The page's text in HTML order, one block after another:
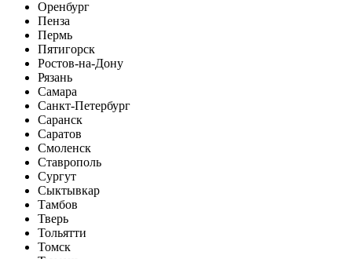
Оренбург
Пенза
Пермь
Пятигорск
Ростов-на-Дону
Рязань
Самара
Санкт-Петербург
Саранск
Саратов
Смоленск
Ставрополь
Сургут
Сыктывкар
Тамбов
Тверь
Тольятти
Томск